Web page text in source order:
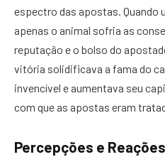
espectro das apostas. Quando
apenas o animal sofria as
reputação e o bolso do
vitória solidificava a fama do
invencível e aumentava seu
com que as apostas eram
Percepções e